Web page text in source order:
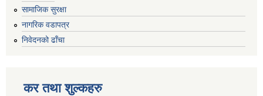
सामाजिक सुरक्षा
नागरिक वडापत्र
निवेदनको ढाँचा
कर तथा शुल्कहरु